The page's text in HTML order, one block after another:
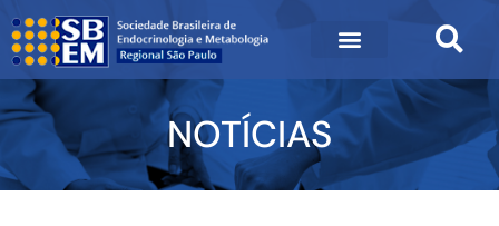
NOTÍCIAS